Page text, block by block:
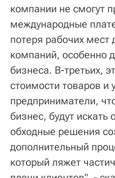
компании не смогут
международные
потеря рабочих
компаний, особенно
бизнеса. В-третьих,
стоимости товаров и
предприниматели,
бизнес, будут искать
обходные решения
дополнительный
который ляжет